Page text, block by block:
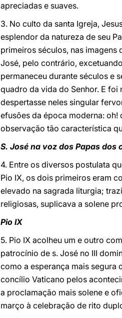
apreciadas e suaves.
3. No culto da santa Igreja,
esplendor da natureza de seu
primeiros séculos, nas imagens
José, pelo contrário,
permaneceu durante séculos e
quadro da vida do Senhor. E
despertasse neles singular
efusões da época moderna: oh!
observação tão característica
S. José na voz dos Papas dos
4. Entre os diversos postulata
Pio IX, os dois primeiros eram
elevado na sagrada liturgia;
religiosas, suplicava a solene
Pio IX
5. Pio IX acolheu um e outro
patrocínio de s. José no III
como a esperança mais segura
concílio Vaticano pelos
a proclamação mais solene e
março à celebração de rito